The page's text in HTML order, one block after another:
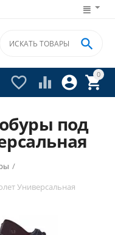
0


 

под
/
Универсальная